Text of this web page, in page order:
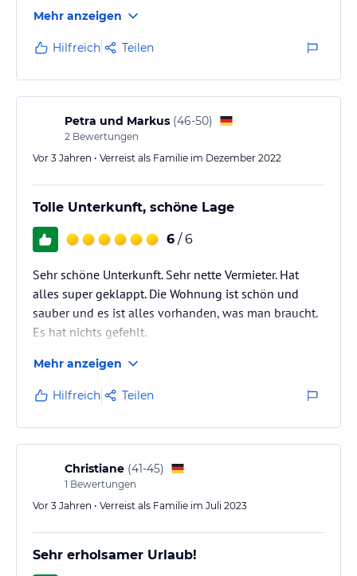
jeweiligen Veranstalters.
Gemeinschaftsraum im Keller, der sehr ansprechend
gestaltet ist. Wir haben diese Unterkunft zwei Mal im
Jahr 2023 gebucht und kommen gerne wieder. Wir
haben uns sehr wohl gefühlt!
Mehr anzeigen
Hilfreich Teilen
Petra und Markus (46-50)
2 Bewertungen
Vor 3 Jahren • Verreist als Familie im Dezember 2022
Tolle Unterkunft, schöne Lage
6 / 6
Sehr schöne Unterkunft. Sehr nette Vermieter. Hat
alles super geklappt. Die Wohnung ist schön und
sauber und es ist alles vorhanden, was man braucht.
Es hat nichts gefehlt.
gibt es in Roßhaupten eine Skipiste und eine Loipe,
die wir mangels Schnee nicht testen konnten. Da wir
aber sowieso nach Nesselwang zur beschneiten Piste
fahren wollten (ca. 20 km), war das kein Problem für
uns. Alles in toller erreichbarer Nähe und wir
kommen sehr gerne wieder.
Mehr anzeigen
Hilfreich Teilen
Christiane (41-45)
1 Bewertungen
Vor 3 Jahren • Verreist als Familie im Juli 2023
Sehr erholsamer Urlaub!